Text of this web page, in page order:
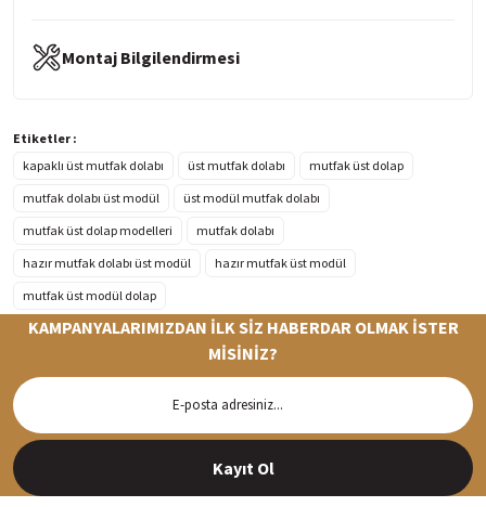
Montaj Bilgilendirmesi
Etiketler :
kapaklı üst mutfak dolabı
üst mutfak dolabı
mutfak üst dolap
mutfak dolabı üst modül
üst modül mutfak dolabı
mutfak üst dolap modelleri
mutfak dolabı
hazır mutfak dolabı üst modül
hazır mutfak üst modül
mutfak üst modül dolap
Siparişleriniz en kısa sürede hazırlanarak kargoya verilir
KAMPANYALARIMIZDAN İLK SİZ HABERDAR OLMAK İSTER
MİSİNİZ?
Kayıt Ol